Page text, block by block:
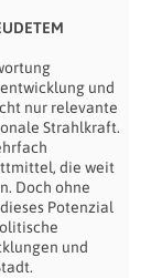
und
nur relevante
Strahlkraft.
die weit
Doch ohne
Potenzial
und